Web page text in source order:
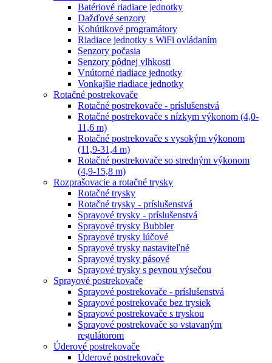
Batériové riadiace jednotky
Dažďové senzory
Kohútikové programátory
Riadiace jednotky s WiFi ovládaním
Senzory počasia
Senzory pôdnej vlhkosti
Vnútorné riadiace jednotky
Vonkajšie riadiace jednotky
Rotačné postrekovače
Rotačné postrekovače - príslušenstvá
Rotačné postrekovače s nízkym výkonom (4,0-
11,6 m)
Rotačné postrekovače s vysokým výkonom
(11,9-31,4 m)
Rotačné postrekovače so stredným výkonom
(4,9-15,8 m)
Rozprašovacie a rotačné trysky
Rotačné trysky
Rotačné trysky - príslušenstvá
Sprayové trysky - príslušenstvá
Sprayové trysky Bubbler
Sprayové trysky lúčové
Sprayové trysky nastaviteľné
Sprayové trysky pásové
Sprayové trysky s pevnou výsečou
Sprayové postrekovače
Sprayové postrekovače - príslušenstvá
Sprayové postrekovače bez trysiek
Sprayové postrekovače s tryskou
Sprayové postrekovače so vstavaným
regulátorom
Úderové postrekovače
Úderové postrekovače